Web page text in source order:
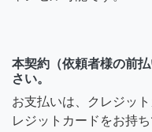
本契約（依頼者様の前
さい。
お支払いは、クレジッ
レジットカードをお持